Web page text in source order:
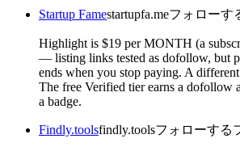
Startup Famestartupfa.meフォローす
Highlight is $19 per MONTH (a
— listing links tested as dofollow, but
ends when you stop paying. A
The free Verified tier earns a dofollow
a badge.
Findly.toolsfindly.toolsフォローする